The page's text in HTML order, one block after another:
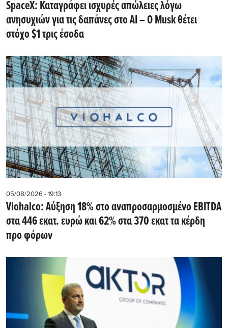
SpaceX: Καταγράφει ισχυρές απώλειες λόγω
ανησυχιών για τις δαπάνες στο AI – Ο Musk θέτει
στόχο $1 τρις έσοδα
05/08/2026 - 19:13
Viohalco: Αύξηση 18% στο αναπροσαρμοσμένο EBITDA
στα 446 εκατ. ευρώ και 62% στα 370 εκατ τα κέρδη
προ φόρων